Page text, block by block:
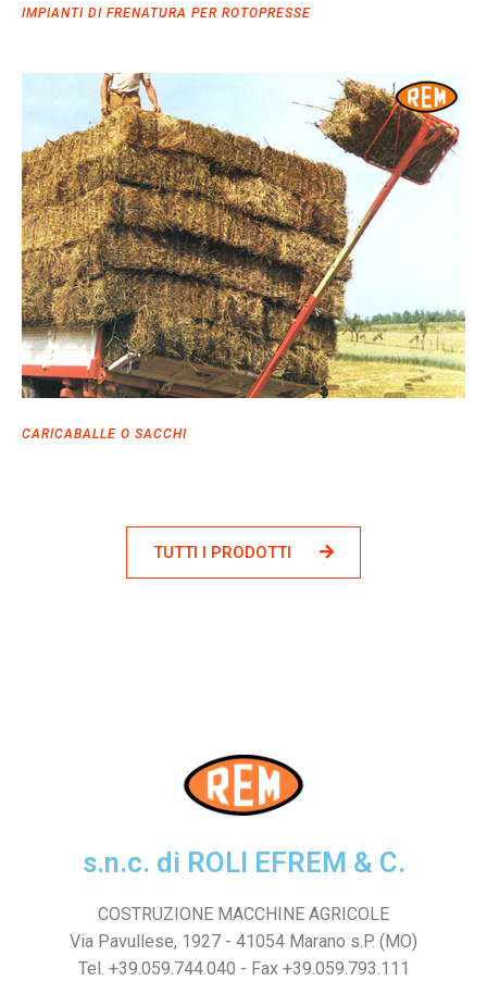
IMPIANTI DI FRENATURA PER ROTOPRESSE
CARICABALLE O SACCHI
TUTTI I PRODOTTI
s.n.c. di ROLI EFREM & C.
COSTRUZIONE MACCHINE AGRICOLE
Via Pavullese, 1927 - 41054 Marano s.P. (MO)
Tel. +39.059.744.040 - Fax +39.059.793.111